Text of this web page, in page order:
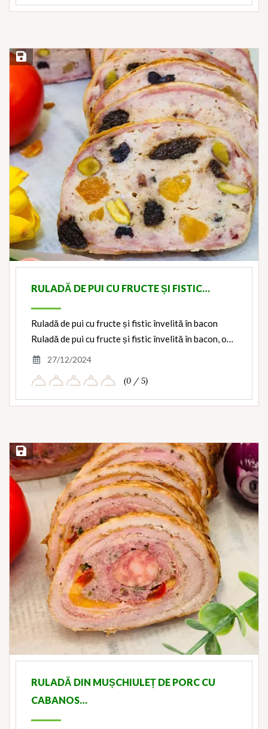
Save Recipe
RULADĂ DE PUI CU FRUCTE ȘI FISTIC…
Ruladă de pui cu fructe și fistic învelită în bacon
Ruladă de pui cu fructe și fistic învelită în bacon, o…
27/12/2024
(0 / 5)
Save Recipe
RULADĂ DIN MUȘCHIULEȚ DE PORC CU
CABANOS…